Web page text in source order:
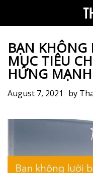
BẠN KHÔNG
MỤC TIÊU
HỨNG
August 7, 2021 by